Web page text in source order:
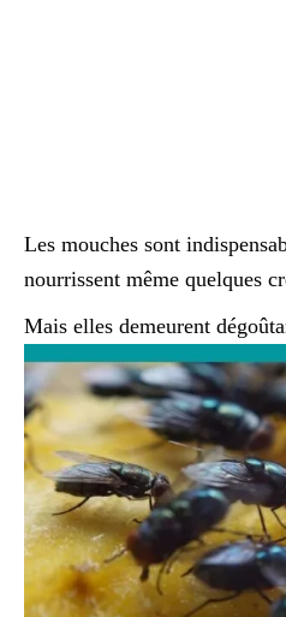
Les mouches sont
nourrissent même quelques
Mais elles demeurent